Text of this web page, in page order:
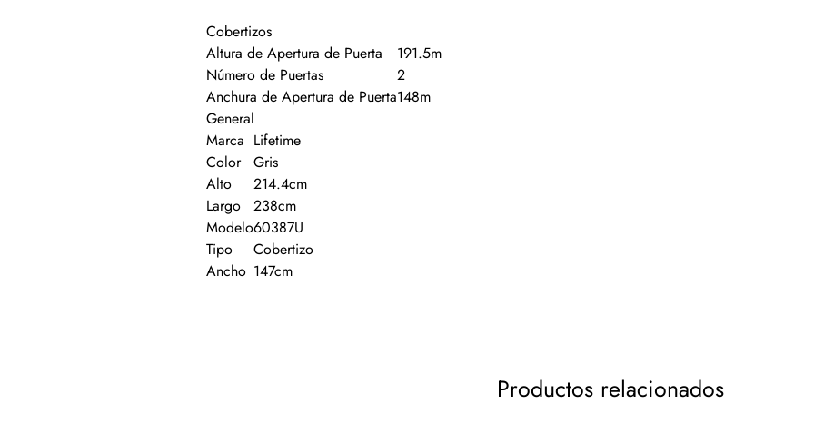
Cobertizos
Altura de Apertura de Puerta
191.5m
Número de Puertas
2
Anchura de Apertura de Puerta148m
General
Marca Lifetime
Color
Gris
Alto
214.4cm
Largo
238cm
Modelo60387U
Tipo
Cobertizo
Ancho 147cm
Productos relacionados